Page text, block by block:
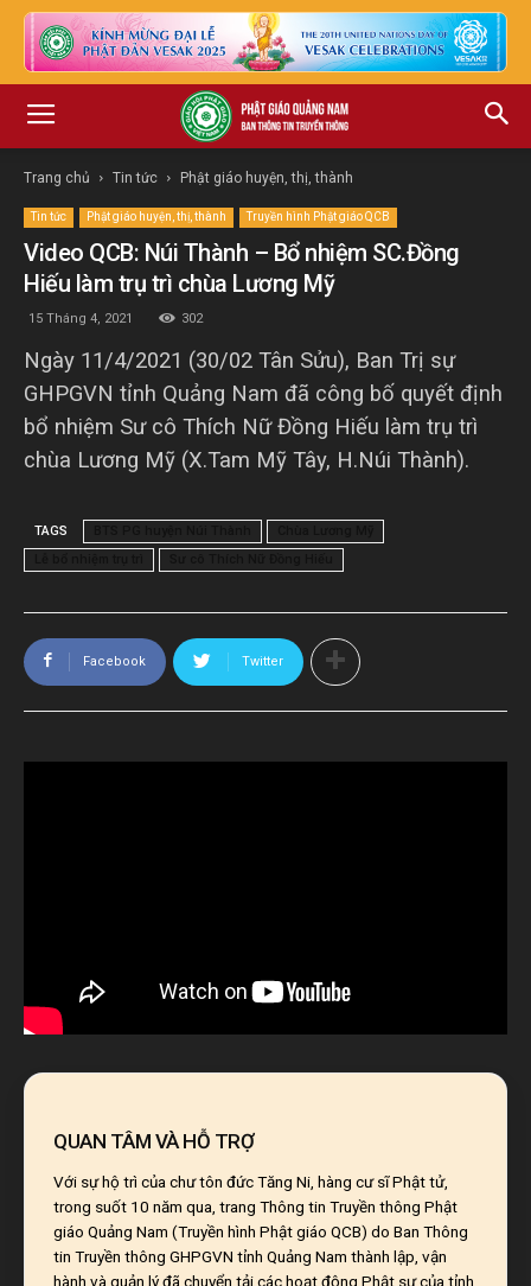
Trang chủ Tin tức Phật giáo huyện, thị, thành
Tin tức Phật giáo huyện, thị, thành Truyền hình Phật giáo QCB
Video QCB: Núi Thành – Bổ nhiệm SC.Đồng
Hiếu làm trụ trì chùa Lương Mỹ
15 Tháng 4, 2021 302
Ngày 11/4/2021 (30/02 Tân Sửu), Ban Trị sự
GHPGVN tỉnh Quảng Nam đã công bố quyết định
bổ nhiệm Sư cô Thích Nữ Đồng Hiếu làm trụ trì
chùa Lương Mỹ (X.Tam Mỹ Tây, H.Núi Thành).
TAGS
Facebook Twitter
QUAN TÂM VÀ HỖ TRỢ
Với sự hộ trì của chư tôn đức Tăng Ni, hàng cư sĩ Phật tử,
trong suốt 10 năm qua, trang Thông tin Truyền thông Phật
giáo Quảng Nam (Truyền hình Phật giáo QCB) do Ban Thông
tin Truyền thông GHPGVN tỉnh Quảng Nam thành lập, vận
hành và quản lý đã chuyển tải các hoạt động Phật sự của tỉnh